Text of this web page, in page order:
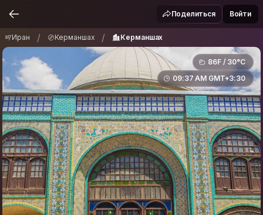
Керманшах
Поделиться Войти
Иран / Керманшах / Керманшах
86F / 30°C
09:37 AM GMT+3:30